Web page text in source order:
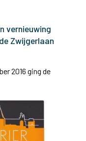
vernieuwing
Zwijgerlaan
2016 ging de